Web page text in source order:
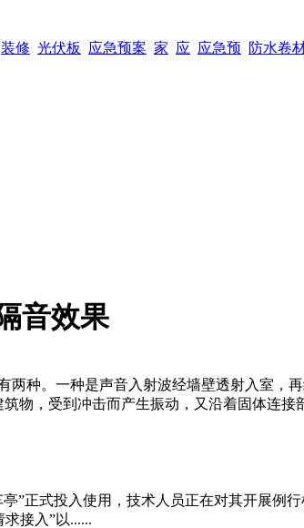
装修 光伏板 应急预案 家 应 应急预 防水卷
音效果
种。一种是声音入射波经墙壁透射入室，
物，受到冲击而产生振动，又沿着固体连
”正式投入使用，技术人员正在对其开展例
接入”以......